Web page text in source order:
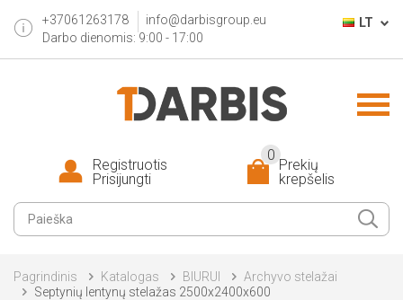
+37061263178
info@darbisgroup.eu
Darbo dienomis: 9:00 - 17:00
LT
Prekių
krepšelis
0
Registruotis
Prisijungti
Pagrindinis Katalogas BIURUI
Archyvo stelažai
Septynių lentynų stelažas 2500x2400x600